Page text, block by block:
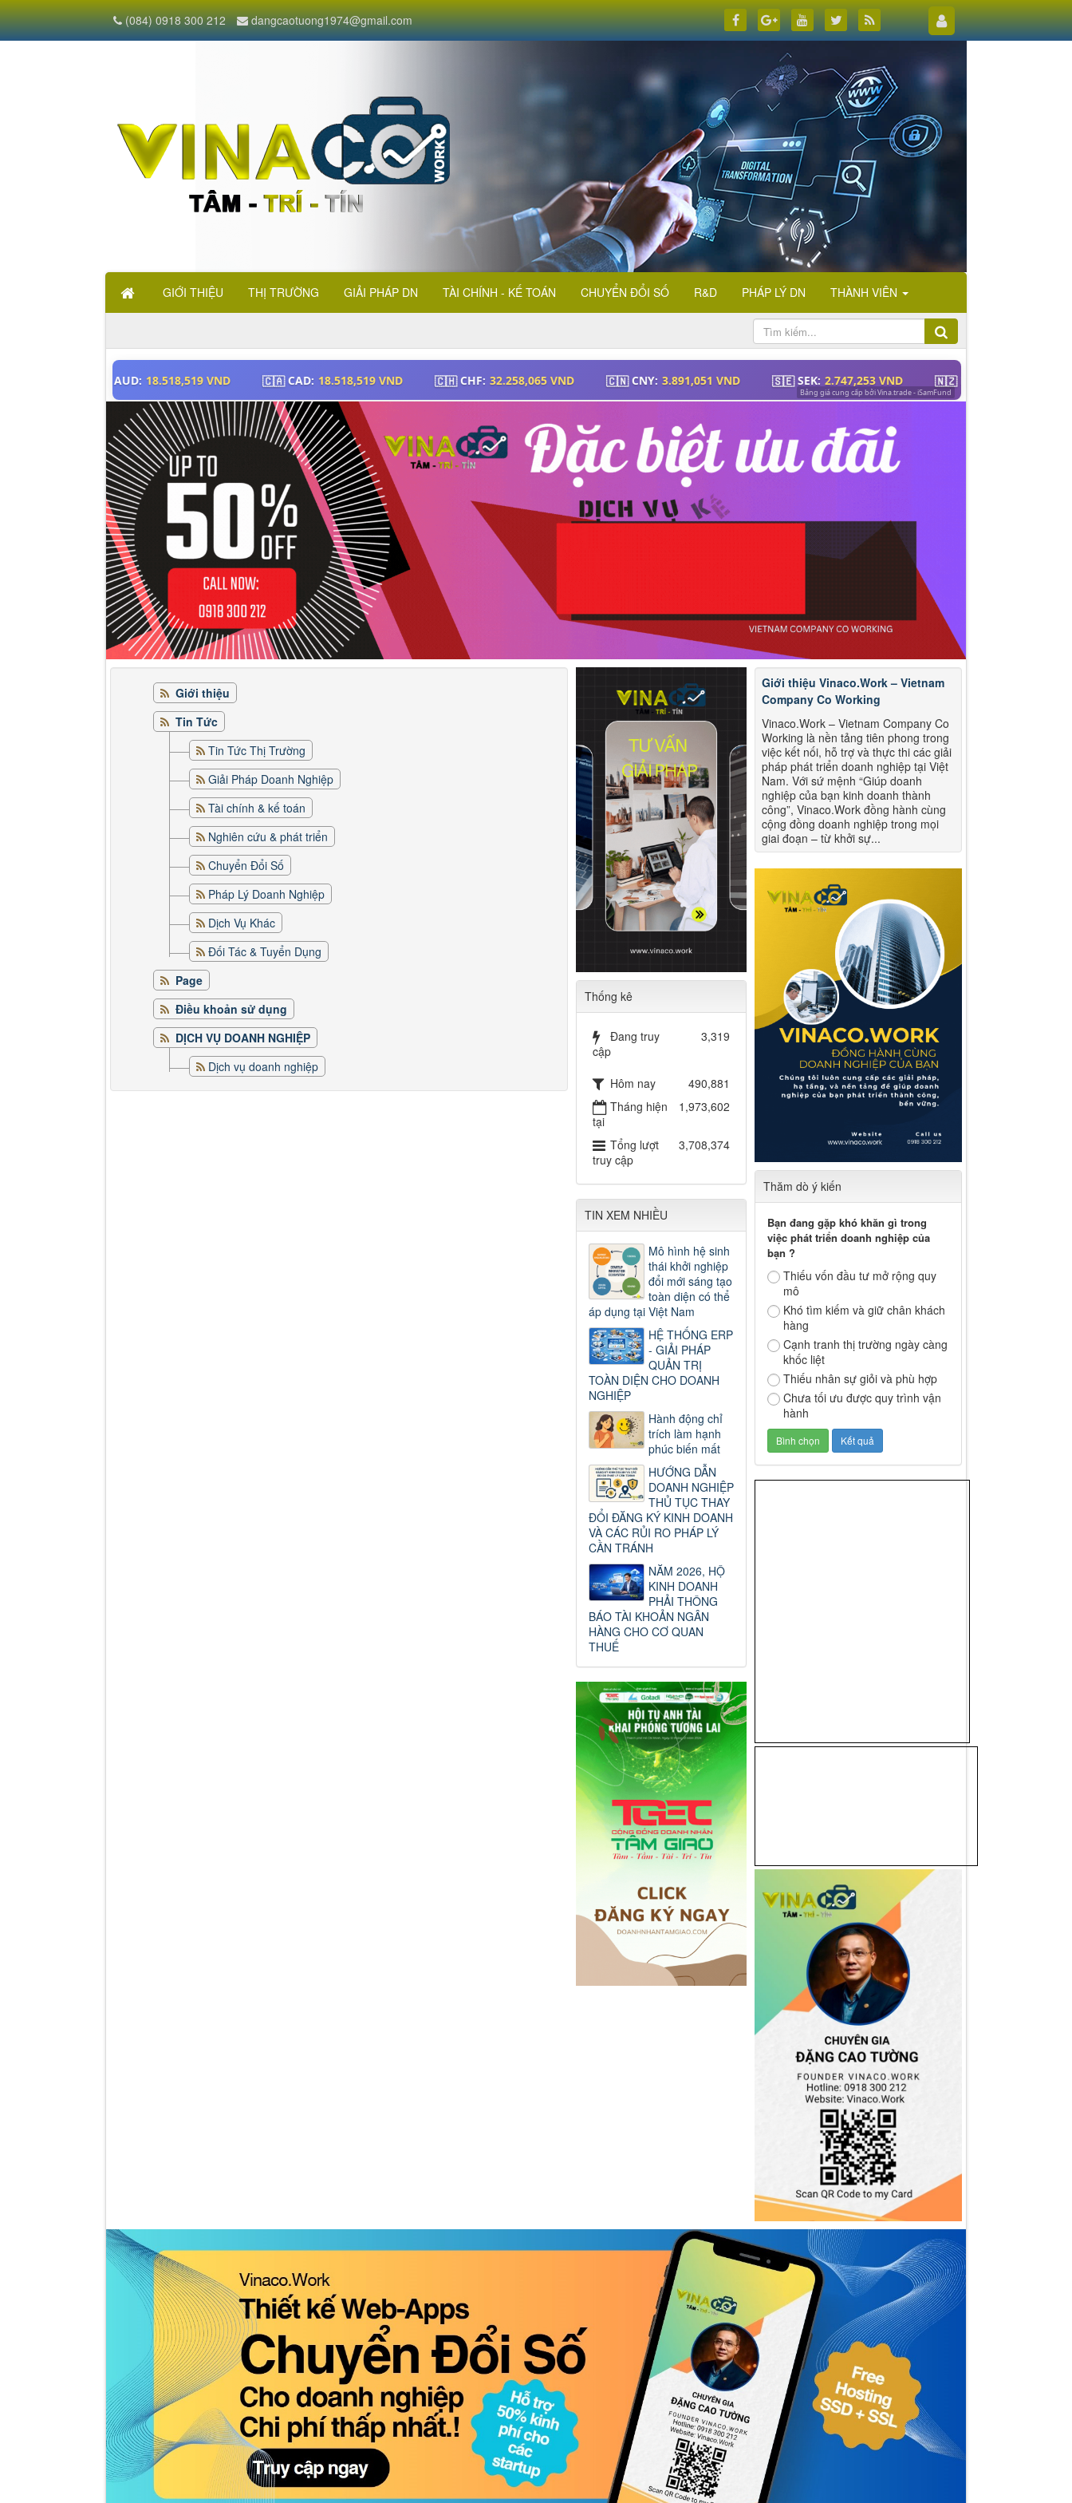
GIỚI THIỆU THỊ TRƯỜNG GIẢI PHÁP DN TÀI CHÍNH - KẾ TOÁN CHUYỂN ĐỔI SỐ R&D PHÁP LÝ DN THÀNH VIÊN
(084) 0918 300 212 dangcaotuong1974@gmail.com
Giới thiệu
Tin Tức
Tin Tức Thị Trường
Giải Pháp Doanh Nghiệp
Tài chính & kế toán
Nghiên cứu & phát triển
Chuyển Đổi Số
Pháp Lý Doanh Nghiệp
Dịch Vụ Khác
Đối Tác & Tuyển Dụng
Page
Điều khoản sử dụng
DỊCH VỤ DOANH NGHIỆP
Dịch vụ doanh nghiệp
Giới thiệu Vinaco.Work – Vietnam
Company Co Working
Vinaco.Work – Vietnam Company Co
Working là nền tảng tiên phong trong
việc kết nối, hỗ trợ và thực thi các giải
pháp phát triển doanh nghiệp tại Việt
Nam. Với sứ mệnh “Giúp doanh
nghiệp của bạn kinh doanh thành
công”, Vinaco.Work đồng hành cùng
cộng đồng doanh nghiệp trong mọi
giai đoạn – từ khởi sự...
Thăm dò ý kiến
Bạn đang gặp khó khăn gì trong
việc phát triển doanh nghiệp của
bạn ?
Thiếu vốn đầu tư mở rộng quy
mô
Khó tìm kiếm và giữ chân khách
hàng
Cạnh tranh thị trường ngày càng
khốc liệt
Thiếu nhân sự giỏi và phù hợp
Chưa tối ưu được quy trình vận
hành
Thống kê
Đang truy
cập
3,319
Hôm nay
490,881
Tháng hiện
tại
1,973,602
Tổng lượt
truy cập
3,708,374
TIN XEM NHIỀU
Mô hình hệ sinh
thái khởi nghiệp
đổi mới sáng tạo
toàn diện có thể
áp dụng tại Việt Nam
HỆ THỐNG ERP
- GIẢI PHÁP
QUẢN TRỊ
TOÀN DIỆN CHO DOANH
NGHIỆP
Hành động chỉ
trích làm hạnh
phúc biến mất
HƯỚNG DẪN
DOANH NGHIỆP
THỦ TỤC THAY
ĐỔI ĐĂNG KÝ KINH DOANH
VÀ CÁC RỦI RO PHÁP LÝ
CẦN TRÁNH
NĂM 2026, HỘ
KINH DOANH
PHẢI THÔNG
BÁO TÀI KHOẢN NGÂN
HÀNG CHO CƠ QUAN
THUẾ